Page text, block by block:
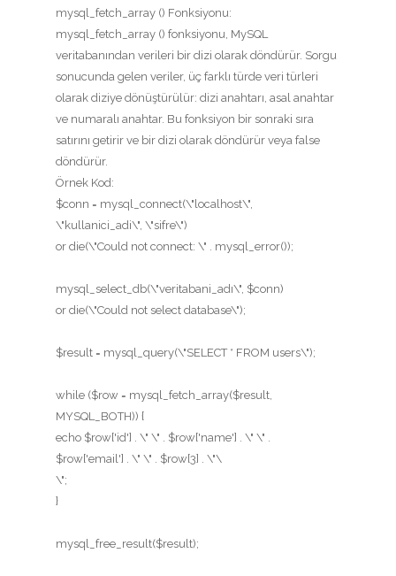
mysql_fetch_array () Fonksiyonu:
mysql_fetch_array () fonksiyonu, MySQL
veritabanından verileri bir dizi olarak döndürür. Sorgu
sonucunda gelen veriler, üç farklı türde veri türleri
olarak diziye dönüştürülür: dizi anahtarı, asal anahtar
ve numaralı anahtar. Bu fonksiyon bir sonraki sıra
satırını getirir ve bir dizi olarak döndürür veya false
döndürür.
Örnek Kod:
$conn = mysql_connect(\"localhost\",
\"kullanici_adi\", \"sifre\")
or die(\"Could not connect: \" . mysql_error());
mysql_select_db(\"veritabani_adı\", $conn)
or die(\"Could not select database\");
$result = mysql_query(\"SELECT * FROM users\");
while ($row = mysql_fetch_array($result,
MYSQL_BOTH)) {
echo $row['id'] . \" \" . $row['name'] . \" \" .
$row['email'] . \" \" . $row[3] . \"\
\";
}
mysql_free_result($result);